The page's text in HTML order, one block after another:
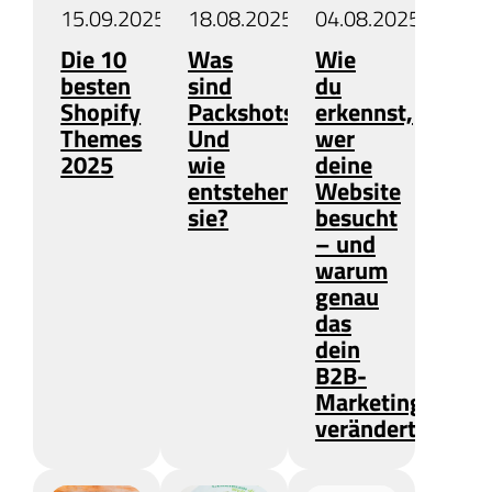
15.09.2025
Die 10
besten
Shopify
Themes
2025
18.08.2025
Was
sind
Packshots?
Und
wie
entstehen
sie?
04.08.2025
Wie
du
erkennst,
wer
deine
Website
besucht
– und
warum
genau
das
dein
B2B-
Marketing
verändert